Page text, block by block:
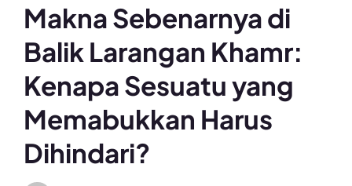
Makna Sebenarnya di
Balik Larangan Khamr:
Kenapa Sesuatu yang
Memabukkan Harus
Dihindari?